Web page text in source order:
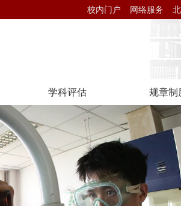
校内门户 网络服务
学科评估 规章制